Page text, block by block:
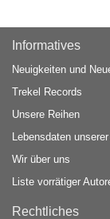
Informatives
Neuigkeiten und
Trekel Records
Unsere Reihen
Lebensdaten
Wir über uns
Liste vorrätiger
Rechtliches